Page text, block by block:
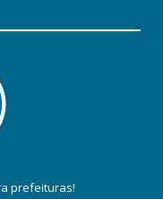
prefeituras!